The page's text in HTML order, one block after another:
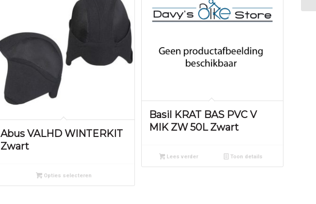
Abus VALHD WINTERKIT
Zwart
Opties selecteren
Basil KRAT BAS PVC V
MIK ZW 50L Zwart
Lees verder Toon details